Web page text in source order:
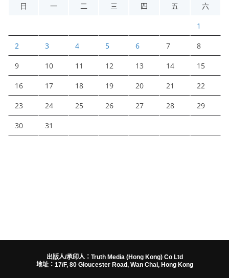
日
一 二 三 四 五 六
1
2 3 4 5 6 7 8
9 10 11 12 13 14 15
16 17 18 19 20 21 22
23 24 25 26 27 28 29
30 31
出版人/承印人：Truth Media (Hong Kong) Co Ltd
地址：17/F, 80 Gloucester Road, Wan Chai, Hong Kong